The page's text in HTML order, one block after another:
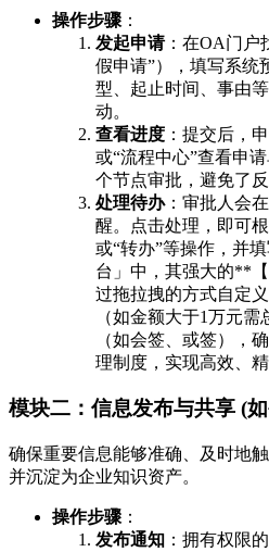
操作步骤 ：
发起申请：在OA门户
假申请”），填写系统
型、起止时间、事由
动。
查看进度 ：提交后，
或“流程中心”查看申
个节点审批，避免了
处理待办：审批人会
醒。点击处理，即可
或“转办”等操作，并
台」中，其强大的**
过拖拉拽的方式自定
（如金额大于1万元
（如会签、或签），
理制度，实现高效、精
模块二：信息发布与共享 (
确保重要信息能够准确、及时地
并沉淀为企业知识资产。
操作步骤 ：
发布通知 ：拥有权限